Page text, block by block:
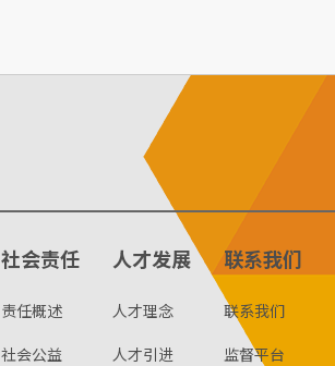
社会责任
责任概述
社会公益
人才发展
人才理念
人才引进
联系我们
联系我们
监督平台